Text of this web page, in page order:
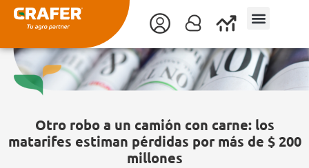
contenido
Otro robo a un camión con carne: los
matarifes estiman pérdidas por más de $ 200
millones